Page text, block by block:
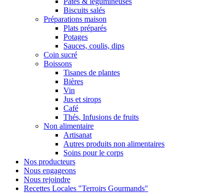
Biscuits salés
Préparations maison
Plats préparés
Potages
Sauces, coulis, dips
Coin sucré
Boissons
Tisanes de plantes
Bières
Vin
Jus et sirops
Café
Thés, Infusions de fruits
Non alimentaire
Artisanat
Autres produits non alimentaires
Soins pour le corps
Nos producteurs
Nous engageons
Nous rejoindre
Recettes Locales "Terroirs Gourmands"